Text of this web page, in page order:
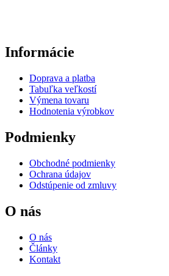
Informácie
Doprava a platba
Tabuľka veľkostí
Výmena tovaru
Hodnotenia výrobkov
Podmienky
Obchodné podmienky
Ochrana údajov
Odstúpenie od zmluvy
O nás
O nás
Články
Kontakt